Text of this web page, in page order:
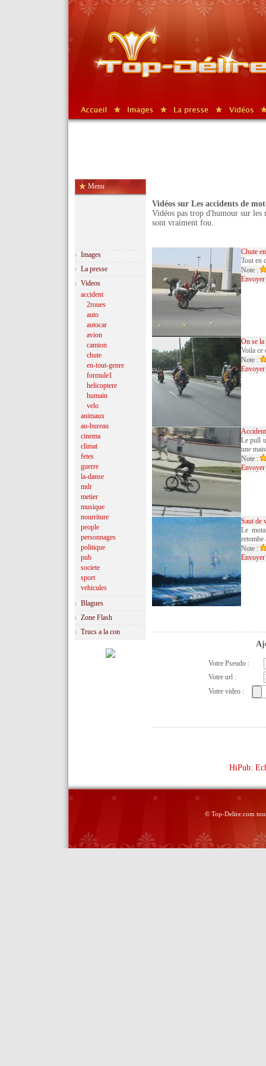
Menu
Images
La presse
Videos
accident
2roues
auto
autocar
avion
camion
chute
en-tout-genre
formule1
helicoptere
humain
velo
animaux
au-bureau
cinema
climat
fetes
guerre
la-danse
mdr
metier
musique
nourriture
people
personnages
politique
pub
societe
sport
vehicules
Blagues
Zone Flash
Trucs a la con
Vidéos sur Les accidents de
Vidéos pas trop d'humour sur les
sont vraiment fou.
Chute
Tout en
Note :
Envoyer
On se la
Voila ce
Note :
Envoyer
Le pull
une
Note :
Envoyer
Saut de
Le
retombe
Note :
Envoyer
Votre Pseudo :
Votre url :
Votre video :
HiPub:
© Top-Delire.com